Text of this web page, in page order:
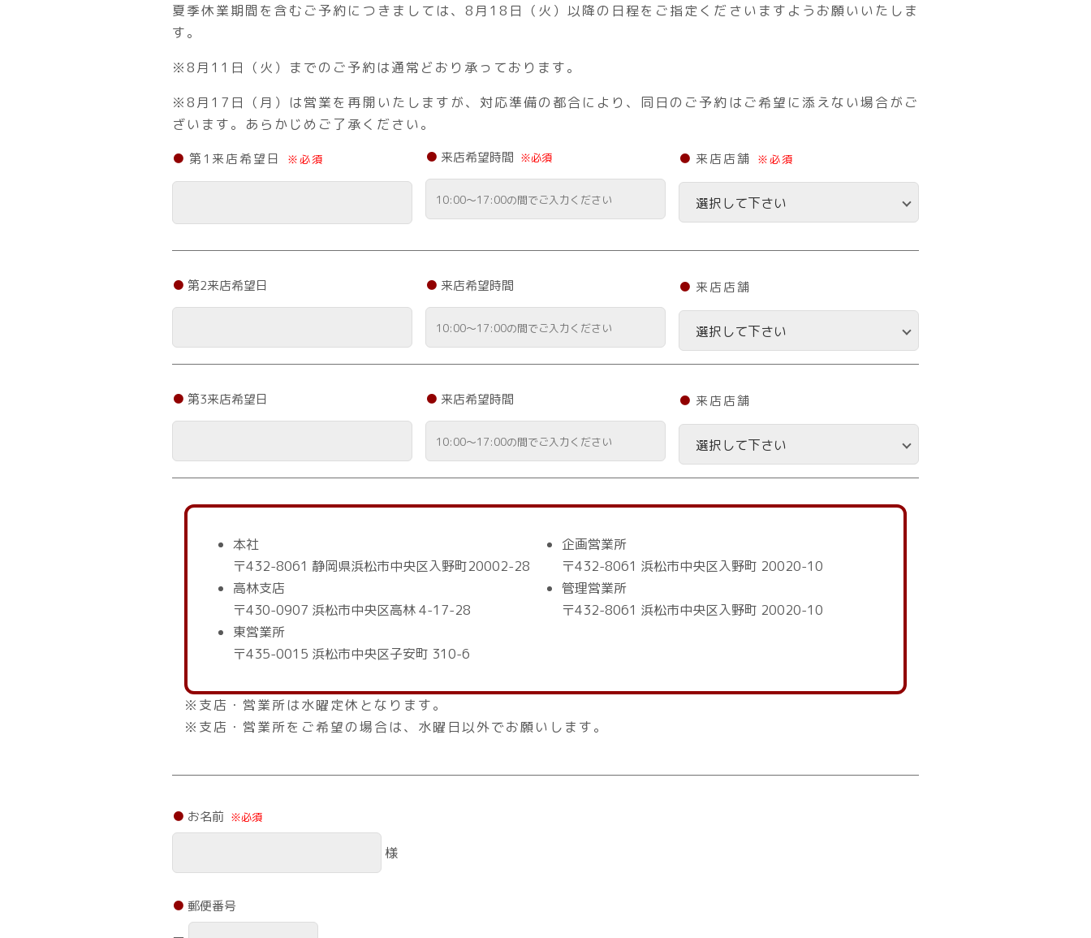
夏季休業期間を含むご予約につきましては、8月18日（火）以降の日程をご指定くださいますようお願いいたしま
す。
※8月11日（火）までのご予約は通常どおり承っております。
※8月17日（月）は営業を再開いたしますが、対応準備の都合により、同日のご予約はご希望に添えない場合がご
ざいます。あらかじめご了承ください。
第1来店希望日 ※必須 来店希望時間 ※必須 来店店舗 ※必須
第2来店希望日 来店希望時間 来店店舗
第3来店希望日 来店希望時間 来店店舗
本社
〒432-8061 静岡県浜松市中央区入野町20002-28
高林支店
〒430-0907 浜松市中央区高林 4-17-28
東営業所
〒435-0015 浜松市中央区子安町 310-6
企画営業所
〒432-8061 浜松市中央区入野町 20020-10
管理営業所
〒432-8061 浜松市中央区入野町 20020-10
※支店・営業所は水曜定休となります。
※支店・営業所をご希望の場合は、水曜日以外でお願いします。
お名前 ※必須
様
郵便番号